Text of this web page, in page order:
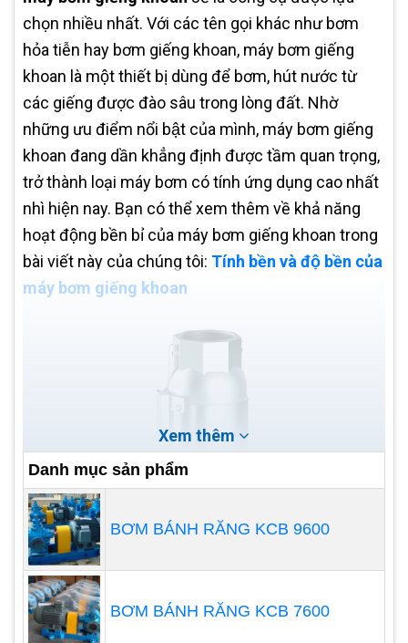
chọn nhiều nhất. Với các tên gọi khác như bơm
hỏa tiễn hay bơm giếng khoan, máy bơm giếng
khoan là một thiết bị dùng để bơm, hút nước từ
các giếng được đào sâu trong lòng đất. Nhờ
những ưu điểm nổi bật của mình, máy bơm giếng
khoan đang dần khẳng định được tầm quan trọng,
trở thành loại máy bơm có tính ứng dụng cao nhất
nhì hiện nay. Bạn có thể xem thêm về khả năng
hoạt động bền bỉ của máy bơm giếng khoan trong
bài viết này của chúng tôi: Tính bền và độ bền của
máy bơm giếng khoan
Xem thêm
Danh mục sản phẩm
BƠM BÁNH RĂNG KCB 9600
BƠM BÁNH RĂNG KCB 7600